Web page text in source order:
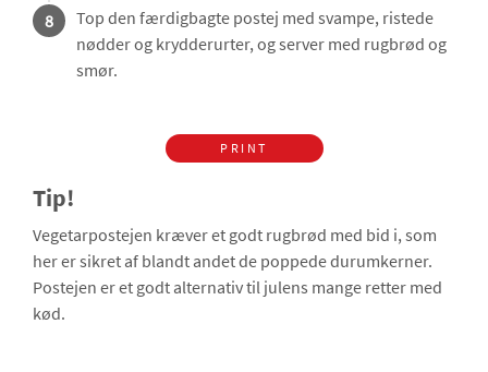
8
Top den færdigbagte postej med svampe, ristede
nødder og krydderurter, og server med rugbrød og
smør.
PRINT
Tip!
Vegetarpostejen kræver et godt rugbrød med bid i, som
her er sikret af blandt andet de poppede durumkerner.
Postejen er et godt alternativ til julens mange retter med
kød.